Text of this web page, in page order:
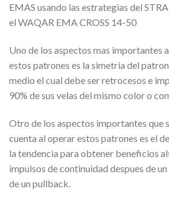
EMAS usando las estrategias del
el WAQAR EMA CROSS 14-50
Uno de los aspectos mas importantes
estos patrones es la simetria del
medio el cual debe ser retrocesos e
90% de sus velas del mismo color o
Otro de los aspectos importantes que
cuenta al operar estos patrones es el
la tendencia para obtener beneficios
impulsos de continuidad despues de
de un pullback.